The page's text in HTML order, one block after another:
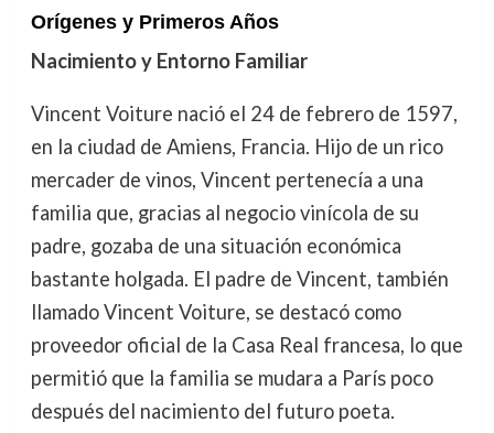
Orígenes y Primeros Años
Nacimiento y Entorno Familiar
Vincent Voiture nació el 24 de febrero de 1597,
en la ciudad de Amiens, Francia. Hijo de un rico
mercader de vinos, Vincent pertenecía a una
familia que, gracias al negocio vinícola de su
padre, gozaba de una situación económica
bastante holgada. El padre de Vincent, también
llamado Vincent Voiture, se destacó como
proveedor oficial de la Casa Real francesa, lo que
permitió que la familia se mudara a París poco
después del nacimiento del futuro poeta.